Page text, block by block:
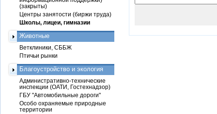
(закрыты)
Центры занятости (биржи труда)
Школы, лицеи, гимназии
Животные
Ветклиники, СББЖ
Птичьи рынки
Благоустройство и экология
Административно-технические
инспекции (ОАТИ, Гостехнадзор)
ГБУ "Автомобильные дороги"
Особо охраняемые природные
территории